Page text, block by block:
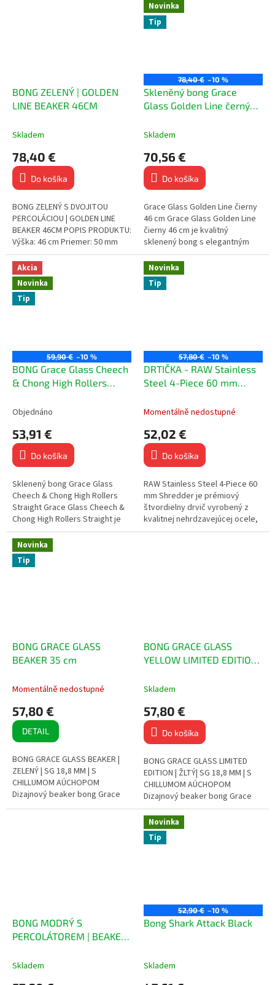
BONG ZELENÝ | GOLDEN
LINE BEAKER 46CM
Skladem
78,40 €
Do košíka
BONG ZELENÝ S DVOJITOU
PERCOLÁCIOU | GOLDEN LINE
BEAKER 46CM POPIS PRODUKTU:
Výška: 46 cm Priemer: 50 mm
Zásuvka: 29.2 mm Kotel: 18.1
mm Sklenený bong v...
Novinka
Tip
78,40 € –10 %
Skleněný bong Grace
Glass Golden Line černý
Skladem
70,56 €
Do košíka
Grace Glass Golden Line čierny
46 cm Grace Glass Golden Line
čierny 46 cm je kvalitný
sklenený bong s elegantným
dizajnom, ktorý kombinuje
odolné 5 mm sklo a účinnú
filtráciu...
Akcia
Novinka
Tip
59,90 € –10 %
BONG Grace Glass Cheech
& Chong High Rollers
Objednáno
53,91 €
Do košíka
Sklenený bong Grace Glass
Cheech & Chong High Rollers
Straight Grace Glass Cheech &
Chong High Rollers Straight je
elegantný sklenený bong
inšpirovaný legendárnou...
Novinka
Tip
57,80 € –10 %
DRTIČKA - RAW Stainless
Steel 4-Piece 60 mm
Momentálně nedostupné
52,02 €
Do košíka
RAW Stainless Steel 4-Piece 60
mm Shredder je prémiový
štvordielny drvič vyrobený z
kvalitnej nehrdzavejúcej ocele,
ktorý kombinuje maximálnu
Novinka
Tip
BONG GRACE GLASS
BEAKER 35 cm
Momentálně nedostupné
57,80 €
DETAIL
BONG GRACE GLASS BEAKER |
ZELENÝ | SG 18,8 MM | S
CHILLUMOM AÚCHOPOM
Dizajnový beaker bong Grace
Glass so zelenými detailmi
BONG GRACE GLASS
YELLOW LIMITED EDITION
Skladem
57,80 €
Do košíka
BONG GRACE GLASS LIMITED
EDITION | ŽLTÝ| SG 18,8 MM | S
CHILLUMOM AÚCHOPOM
Dizajnový beaker bong Grace
Glass Limited Edition so žltými
detailmi Vyrobený z pevného...
BONG MODRÝ S
PERCOLÁTOREM | BEAKER
Skladem
Novinka
Tip
52,90 € –10 %
Bong Shark Attack Black
Skladem